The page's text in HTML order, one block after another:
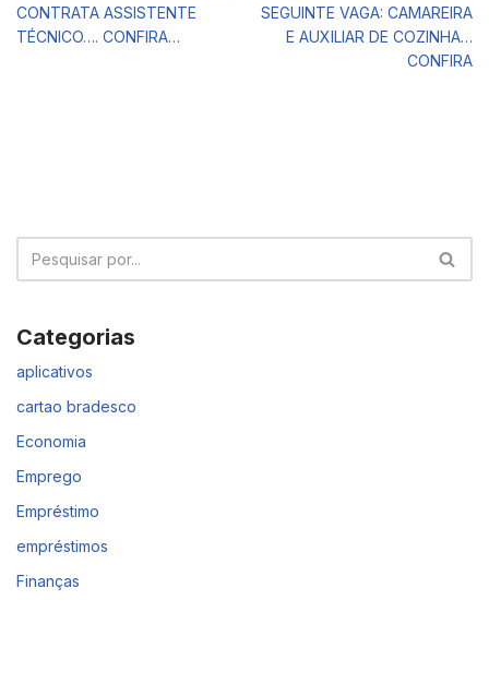
CONTRATA ASSISTENTE
TÉCNICO…. CONFIRA…
SEGUINTE VAGA: CAMAREIRA
E AUXILIAR DE COZINHA…
CONFIRA
Categorias
aplicativos
cartao bradesco
Economia
Emprego
Empréstimo
empréstimos
Finanças